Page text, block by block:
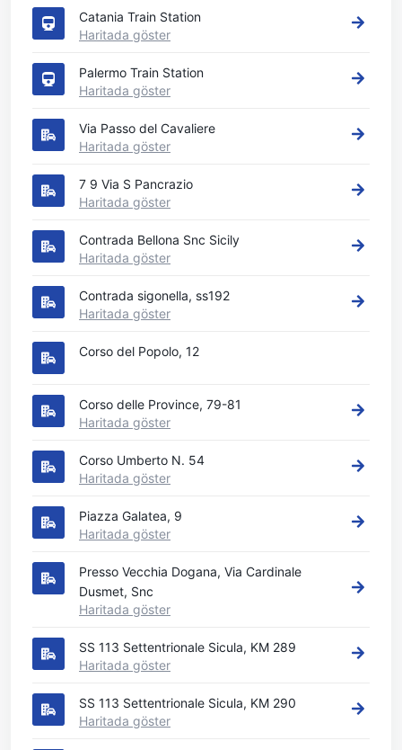
Catania Train Station
Haritada göster
Palermo Train Station
Haritada göster
Via Passo del Cavaliere
Haritada göster
7 9 Via S Pancrazio
Haritada göster
Contrada Bellona Snc Sicily
Haritada göster
Contrada sigonella, ss192
Haritada göster
Corso del Popolo, 12
Corso delle Province, 79-81
Haritada göster
Corso Umberto N. 54
Haritada göster
Piazza Galatea, 9
Haritada göster
Presso Vecchia Dogana, Via Cardinale
Dusmet, Snc
Haritada göster
SS 113 Settentrionale Sicula, KM 289
Haritada göster
SS 113 Settentrionale Sicula, KM 290
Haritada göster